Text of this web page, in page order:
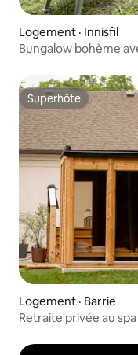
Logement · Innisfil
Bungalow bohème
Superhôte
Superhôte
Logement · Barrie
Retraite privée au